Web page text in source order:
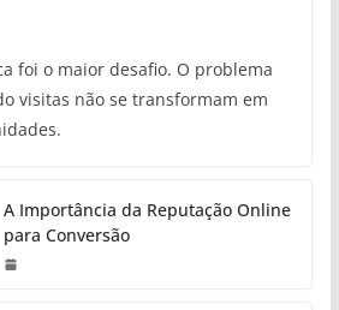
foi o maior desafio. O problema
visitas não se transformam em
A Importância da Reputação Online
para Conversão